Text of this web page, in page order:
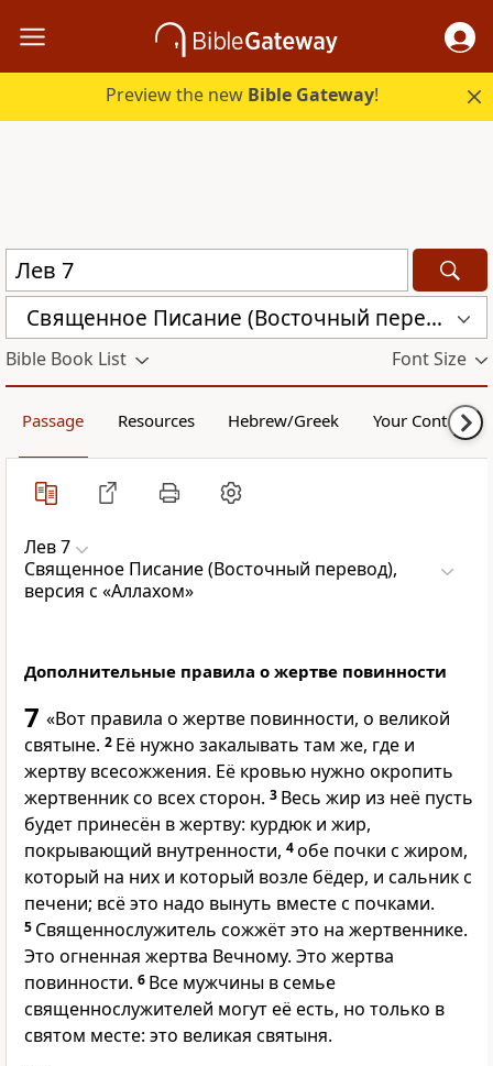
Preview the new Bible Gateway!
Священное Писание (Восточный перевод), версия с «Аллахом» (CARSA)
Bible Book List Font Size
Passage Resources Hebrew/Greek Your Content
Лев 7
Священное Писание (Восточный перевод),
версия с «Аллахом»
Дополнительные правила о жертве повинности
7 «Вот правила о жертве повинности, о великой
святыне. 2 Её нужно закалывать там же, где и
жертву всесожжения. Её кровью нужно окропить
жертвенник со всех сторон. 3 Весь жир из неё пусть
будет принесён в жертву: курдюк и жир,
покрывающий внутренности, 4обе почки с жиром,
который на них и который возле бёдер, и сальник с
печени; всё это надо вынуть вместе с почками.
5 Священнослужитель сожжёт это на жертвеннике.
Это огненная жертва Вечному. Это жертва
повинности. 6 Все мужчины в семье
священнослужителей могут её есть, но только в
святом месте: это великая святыня.